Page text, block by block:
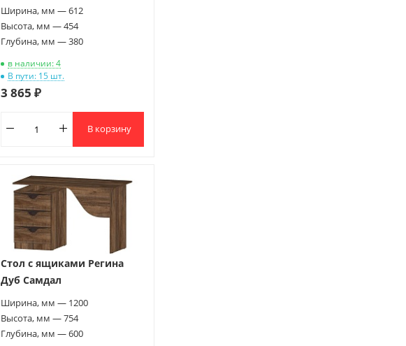
Ширина, мм — 612
Высота, мм — 454
Глубина, мм — 380
в наличии: 4
В пути: 15 шт.
3 865 ₽
В корзину
Стол с ящиками Регина
Дуб Самдал
Ширина, мм — 1200
Высота, мм — 754
Глубина, мм — 600